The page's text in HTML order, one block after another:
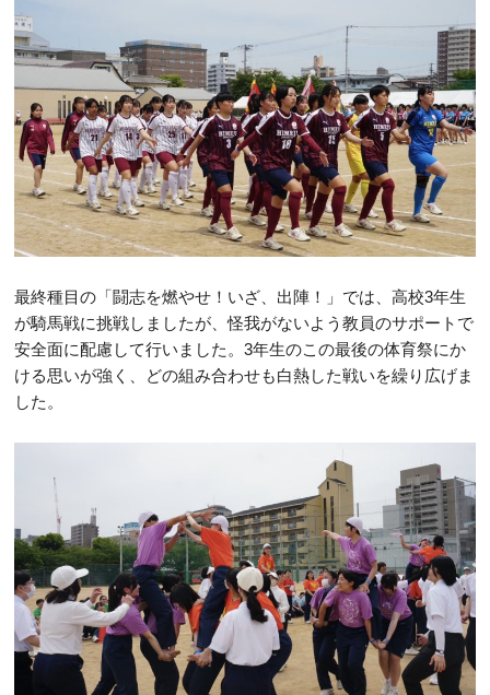
最終種目の「闘志を燃やせ！いざ、出陣！」では、高校3年生
が騎馬戦に挑戦しましたが、怪我がないよう教員のサポートで
安全面に配慮して行いました。3年生のこの最後の体育祭にか
ける思いが強く、どの組み合わせも白熱した戦いを繰り広げま
した。